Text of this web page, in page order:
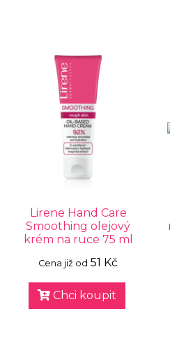
Lirene Hand Care
Smoothing olejový
krém na ruce 75 ml
Cena již od 51 Kč
Chci koupit